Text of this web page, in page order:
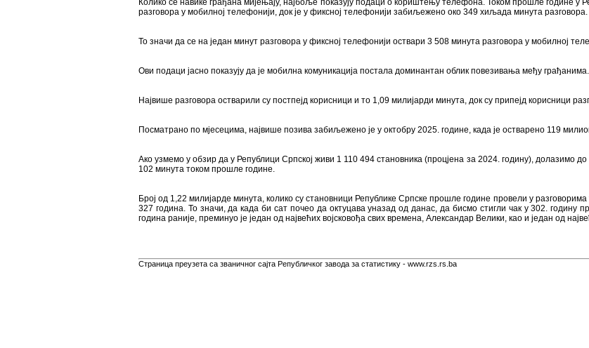
Колико се навике грађана мијењају, најбоље показују подаци о кориштењу телефона. Током прошле године у
разговора у мобилној телефонији, док је у фиксној телефонији забиљежено око 349 хиљада минута разговора.
То значи да се на један минут разговора у фиксној телефонији оствари 3 508 минута разговора у мобилној
Ови подаци јасно показују да је мобилна комуникација постала доминантан облик повезивања међу грађанима.
Највише разговора остварили су постпејд корисници и то 1,09 милијарди минута, док су припејд корисници
Посматрано по мјесецима, највише позива забиљежено је у октобру 2025. године, када је остварено 119
Ако узмемо у обзир да у Републици Српској живи 1 110 494 становника (процјена за 2024. годину), долазимо до
102 минута током прошле године.
Број од 1,22 милијарде минута, колико су становници Републике Српске прошле године провели у
327 година. То значи, да када би сат почео да октуцава уназад од данас, да бисмо стигли чак у 302. годину
година раније, преминуо је један од највећих војсковођа свих времена, Александар Велики, као и један од
Страница преузета са званичног сајта Републичког завода за статистику - www.rzs.rs.ba